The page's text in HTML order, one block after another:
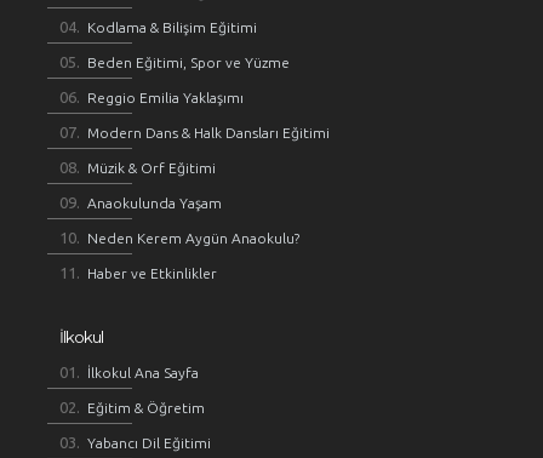
Kodlama & Bilişim Eğitimi
Beden Eğitimi, Spor ve Yüzme
Reggio Emilia Yaklaşımı
Modern Dans & Halk Dansları Eğitimi
Müzik & Orf Eğitimi
Anaokulunda Yaşam
Neden Kerem Aygün Anaokulu?
Haber ve Etkinlikler
İlkokul
İlkokul Ana Sayfa
Eğitim & Öğretim
Yabancı Dil Eğitimi